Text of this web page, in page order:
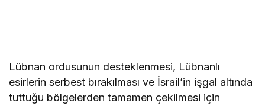
Lübnan ordusunun desteklenmesi, Lübnanlı
esirlerin serbest bırakılması ve İsrail’in işgal altında
tuttuğu bölgelerden tamamen çekilmesi için